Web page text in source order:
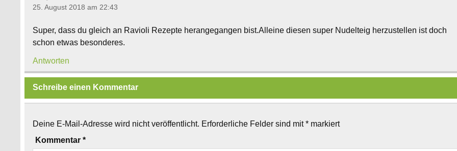
25. August 2018 am 22:43
Super, dass du gleich an Ravioli Rezepte herangegangen bist.Alleine diesen super Nudelteig herzustellen ist doch
schon etwas besonderes.
Antworten
Schreibe einen Kommentar
Deine E-Mail-Adresse wird nicht veröffentlicht. Erforderliche Felder sind mit* markiert
Kommentar*